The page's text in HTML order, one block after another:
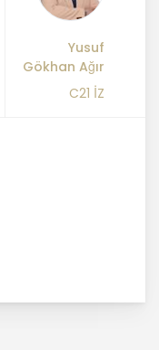
Yusuf
Gökhan Ağır
C21 İZ